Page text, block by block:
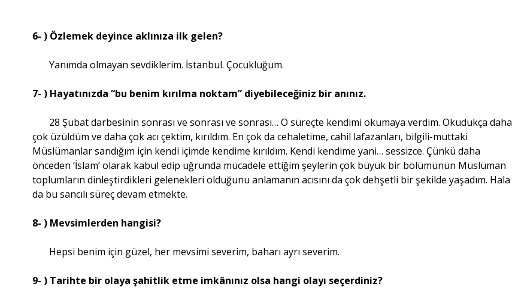
6- ) Özlemek deyince aklınıza ilk gelen?
Yanımda olmayan sevdiklerim. İstanbul. Çocukluğum.
7- ) Hayatınızda “bu benim kırılma noktam” diyebileceğiniz bir anınız.
28 Şubat darbesinin sonrası ve sonrası ve sonrası… O süreçte kendimi okumaya verdim. Okudukça daha
çok üzüldüm ve daha çok acı çektim, kırıldım. En çok da cehaletime, cahil lafazanları, bilgili-muttaki
Müslümanlar sandığım için kendi içimde kendime kırıldım. Kendi kendime yani… sessizce. Çünkü daha
önceden ‘İslam’ olarak kabul edip uğrunda mücadele ettiğim şeylerin çok büyük bir bölümünün Müslüman
toplumların dinleştirdikleri gelenekleri olduğunu anlamanın acısını da çok dehşetli bir şekilde yaşadım. Hala
da bu sancılı süreç devam etmekte.
8- ) Mevsimlerden hangisi?
Hepsi benim için güzel, her mevsimi severim, baharı ayrı severim.
9- ) Tarihte bir olaya şahitlik etme imkânınız olsa hangi olayı seçerdiniz?